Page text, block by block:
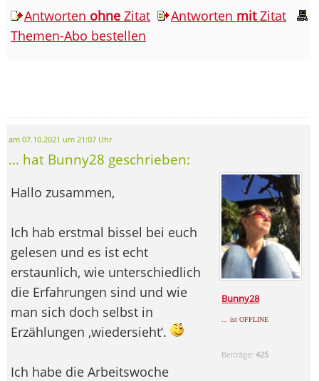
Antworten ohne Zitat Antworten mitZitat
Themen-Abo bestellen
am 07.10.2021 um 21:07 Uhr
... hat Bunny28 geschrieben:
Bunny28
... ist OFFLINE
Beiträge:425
Hallo zusammen,
Ich hab erstmal bissel bei euch
gelesen und es ist echt
erstaunlich, wie unterschiedlich
die Erfahrungen sind und wie
man sich doch selbst in
Erzählungen ‚wiedersieht‘.
Ich habe die Arbeitswoche